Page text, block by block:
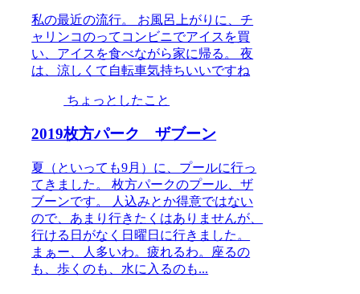
私の最近の流行。 お風呂上がりに、チ
ャリンコのってコンビニでアイスを買
い、アイスを食べながら家に帰る。 夜
は、涼しくて自転車気持ちいいですね
ちょっとしたこと
2019枚方パーク ザブーン
夏（といっても9月）に、プールに行っ
てきました。 枚方パークのプール、ザ
ブーンです。 人込みとか得意ではない
ので、あまり行きたくはありませんが、
行ける日がなく日曜日に行きました。
まぁー、人多いわ。疲れるわ。座るの
も、歩くのも、水に入るのも...